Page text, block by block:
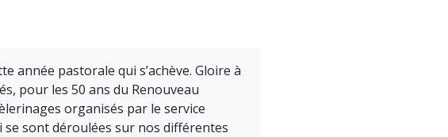
année pastorale qui s’achève. Gloire à
pour les 50 ans du Renouveau
organisés par le service
se sont déroulées sur nos différentes